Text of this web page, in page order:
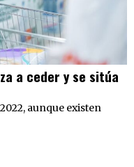
a ceder y se sitúa
aunque existen